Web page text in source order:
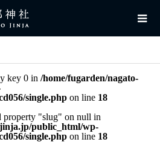
key 0 in /home/fugarden/nagato-
single.php on line 18
property "slug" on null in
public_html/wp-
single.php on line 18